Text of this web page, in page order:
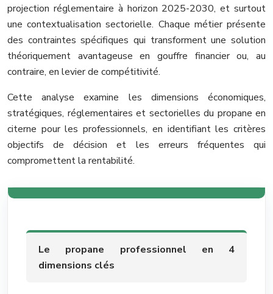
projection réglementaire à horizon 2025-2030, et surtout
une contextualisation sectorielle. Chaque métier présente
des contraintes spécifiques qui transforment une solution
théoriquement avantageuse en gouffre financier ou, au
contraire, en levier de compétitivité.
Cette analyse examine les dimensions économiques,
stratégiques, réglementaires et sectorielles du propane en
citerne pour les professionnels, en identifiant les critères
objectifs de décision et les erreurs fréquentes qui
compromettent la rentabilité.
Le propane professionnel en 4
dimensions clés